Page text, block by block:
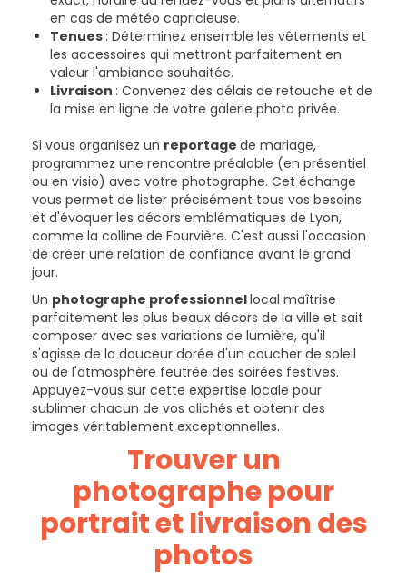
en cas de météo capricieuse.
Tenues : Déterminez ensemble les vêtements et
les accessoires qui mettront parfaitement en
valeur l'ambiance souhaitée.
Livraison : Convenez des délais de retouche et de
la mise en ligne de votre galerie photo privée.
Si vous organisez un reportage de mariage,
programmez une rencontre préalable (en présentiel
ou en visio) avec votre photographe. Cet échange
vous permet de lister précisément tous vos besoins
et d'évoquer les décors emblématiques de Lyon,
comme la colline de Fourvière. C'est aussi l'occasion
de créer une relation de confiance avant le grand
jour.
Un photographe professionnellocal maîtrise
parfaitement les plus beaux décors de la ville et sait
composer avec ses variations de lumière, qu'il
s'agisse de la douceur dorée d'un coucher de soleil
ou de l'atmosphère feutrée des soirées festives.
Appuyez-vous sur cette expertise locale pour
sublimer chacun de vos clichés et obtenir des
images véritablement exceptionnelles.
Trouver un
photographe pour
portrait et livraison des
photos